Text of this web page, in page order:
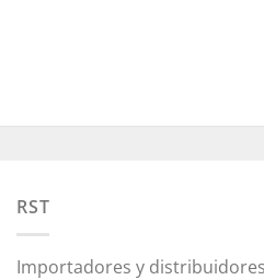
RST
Importadores y